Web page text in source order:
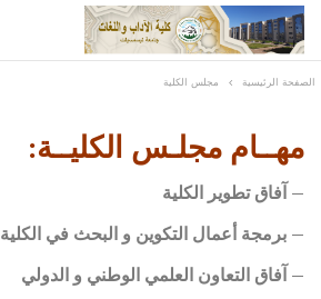
الصفحة الرئيسية مجلس الكلية
مهــام مجلـس الكليــة:
– آفاق تطوير الكلية
– برمجة أعمال التكوين و البحث في الكلية
– آفاق التعاون العلمي الوطني و الدولي